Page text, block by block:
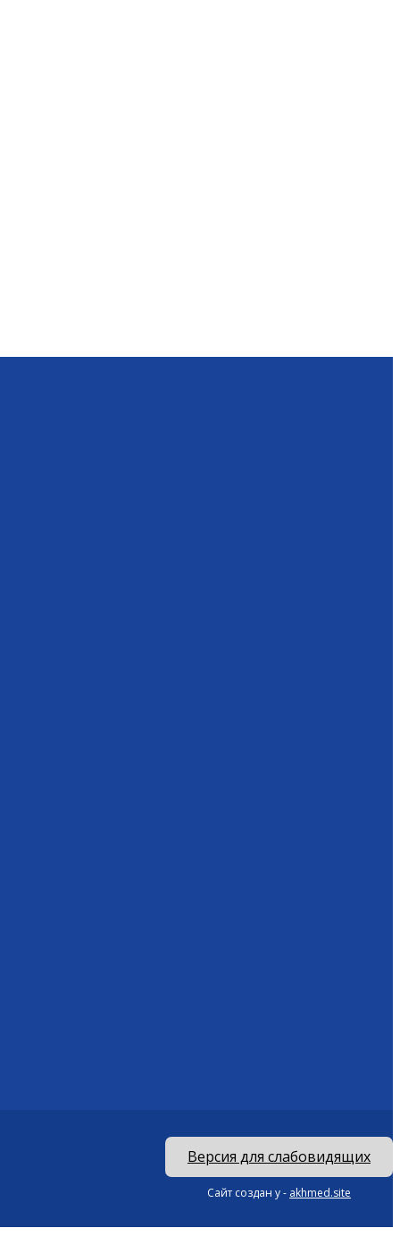
Версия для слабовидящих
Сайт создан у - akhmed.site